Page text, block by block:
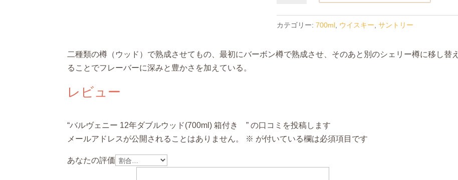
ェ
ー
ウ
ッ
カテゴリー: 700ml, ウイスキー サントリー
二種類の樽（ウッド）で熟成させてもの、最初にバーボン樽で熟成させ、そのあと別のシェリー樽に移し替え
ることでフレーバーに深みと豊かさを加えている。
レビュー
“バルヴェニー 12年ダブルウッド(700ml) 箱付き ” の口コミを投稿します
メールアドレスが公開されることはありません。
※ が付いている欄は必須項目です
あなたの評価